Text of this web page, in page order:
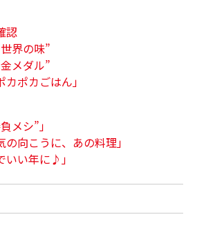
認
界の味”
メダル”
カポカごはん」
メシ”」
の向こうに、あの料理」
いい年に♪」